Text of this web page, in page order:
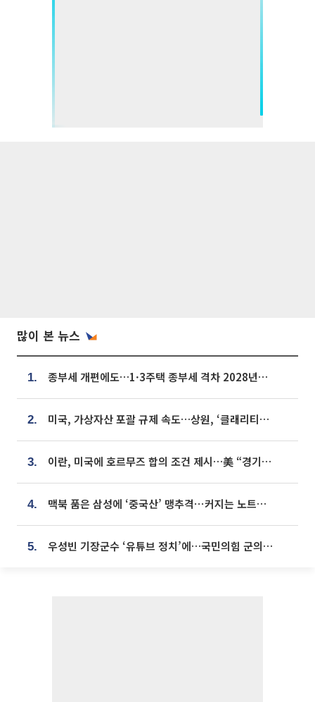
많이 본 뉴스
1. 종부세 개편에도…1·3주택 종부세 격차 2028년부터 확대
2. 미국, 가상자산 포괄 규제 속도…상원, ‘클래리티법’ 9월 절차투표 추진
3. 이란, 미국에 호르무즈 합의 조건 제시…美 “경기 아직 안 끝나” [종합]
4. 맥북 품은 삼성에 ‘중국산’ 맹추격⋯커지는 노트북 OLED 시장
5. 우성빈 기장군수 ‘유튜브 정치’에…국민의힘 군의원들 집단 반발